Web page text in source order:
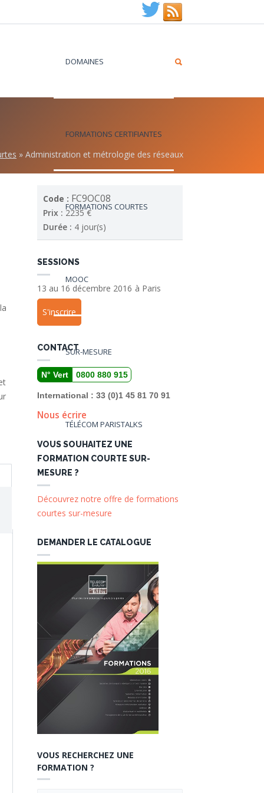
DOMAINES
FORMATIONS CERTIFIANTES
FORMATIONS COURTES
MOOC
SUR-MESURE
TÉLÉCOM PARISTALKS
» Administration et métrologie des réseaux
Code : FC9OC08
Prix : 2235 €
Durée : 4 jour(s)
SESSIONS
13 au 16 décembre 2016 à Paris
S'inscrire
CONTACT
N° Vert 0800 880 915
International : 33 (0)1 45 81 70 91
Nous écrire
VOUS SOUHAITEZ UNE
FORMATION COURTE SUR-
MESURE ?
Découvrez notre offre de formations
courtes sur-mesure
DEMANDER LE CATALOGUE
VOUS RECHERCHEZ UNE
FORMATION ?